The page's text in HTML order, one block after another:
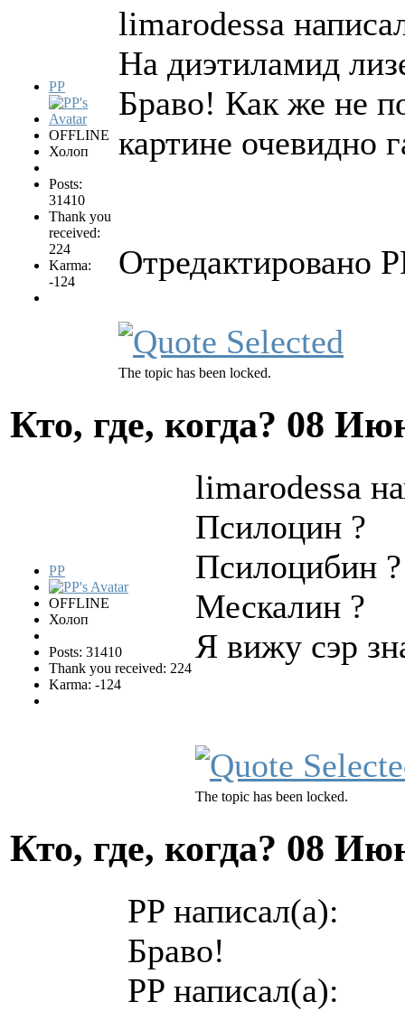
PP
OFFLINE
Холоп
Posts:
31410
Thank you
received:
224
Karma:
-124
limarodessa
На диэтиламид
Браво! Как же не
картине
Отредактировано
The topic has been locked.
Кто, где, когда? 08
PP
OFFLINE
Холоп
Posts: 31410
Thank you received: 224
Karma: -124
limarodessa
Псилоцин ?
Псилоцибин ?
Мескалин ?
Я вижу сэр
The topic has been locked.
Кто, где, когда? 08
PP написал(а):
Браво!
PP написал(а):